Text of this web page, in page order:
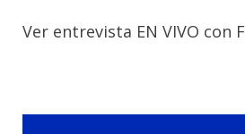
Ver entrevista EN VIVO con